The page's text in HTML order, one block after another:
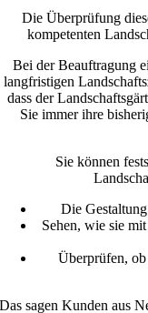
Die Überprüfung
kompetenten
Bei der Beauftragung
langfristigen
dass der
Sie immer ihre
Sie können
Die
Sehen, wie sie
Überprüfen,
Das sagen Kunden aus